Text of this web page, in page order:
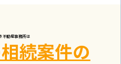
不動産事務所は
続案件の